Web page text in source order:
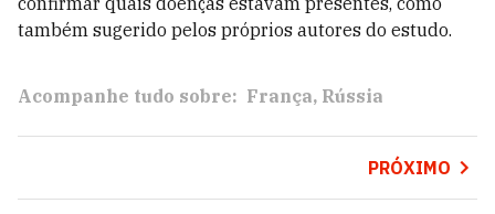
também sugerido pelos próprios autores do estudo.
Acompanhe tudo sobre: França Rússia
PRÓXIMO